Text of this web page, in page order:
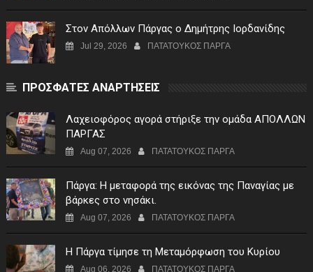
Στον Απόλλων Πάργας ο Δημήτρης Ιορδανίδης
Jul 29, 2026 ΠΑΤΑΤΟΥΚΟΣ ΠΑΡΓΑ
ΠΡΟΣΦΑΤΕΣ ΑΝΑΡΤΗΣΕΙΣ
Λαχειοφόρος αγορά στήριξε την ομάδα ΑΠΟΛΛΩΝ
ΠΑΡΓΑΣ
Aug 07, 2026 ΠΑΤΑΤΟΥΚΟΣ ΠΑΡΓΑ
Πάργα: Η μεταφορά της εικόνας της Παναγίας με
βάρκες στο νησάκι.
Aug 07, 2026 ΠΑΤΑΤΟΥΚΟΣ ΠΑΡΓΑ
Η Πάργα τίμησε τη Μεταμόρφωση του Κυρίου
Aug 06, 2026 ΠΑΤΑΤΟΥΚΟΣ ΠΑΡΓΑ